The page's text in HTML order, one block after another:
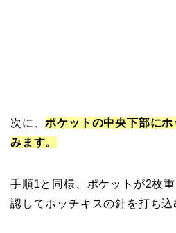
次に、ポケットの中央下部に
みます。
手順1と同様、ポケットが2枚
認してホッチキスの針を打ち込